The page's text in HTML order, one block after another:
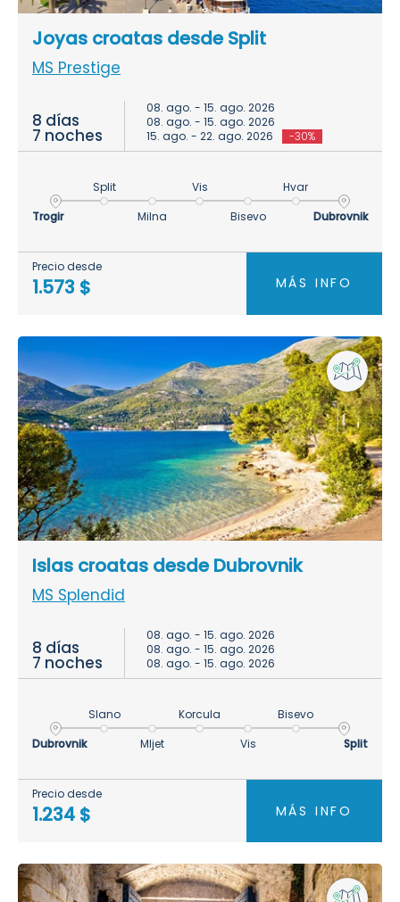
Joyas croatas desde Split
MS Prestige
8 días
7 noches
08. ago. - 15. ago. 2026
08. ago. - 15. ago. 2026
15. ago. - 22. ago. 2026
-30%
Trogir
Split
Milna
Vis
Bisevo
Hvar
Dubrovnik
Precio desde
1.573 $ MÁS INFO
Islas croatas desde Dubrovnik
MS Splendid
8 días
7 noches
08. ago. - 15. ago. 2026
08. ago. - 15. ago. 2026
08. ago. - 15. ago. 2026
Dubrovnik
Slano
Mljet
Korcula
Vis
Bisevo
Split
Precio desde
1.234 $ MÁS INFO